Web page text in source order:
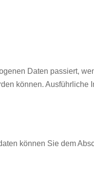
Daten passiert,
können. Ausführliche
können Sie dem